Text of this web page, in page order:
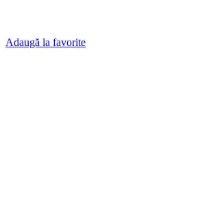
Adaugă la favorite